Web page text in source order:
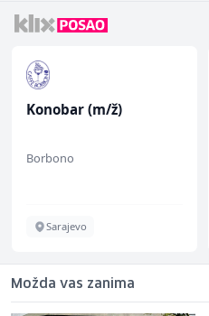
Konobar (m/ž)
Borbono
Sarajevo
Možda vas zanima